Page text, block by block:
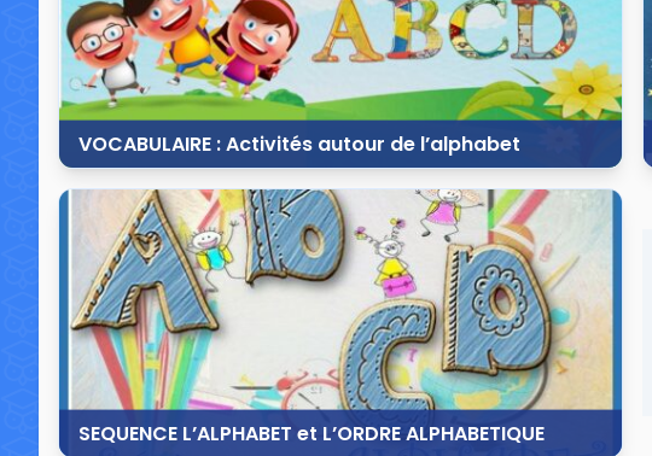
VOCABULAIRE : Activités autour de l’alphabet
17 août 2015
4 commentaires
31 322 vues
SEQUENCE L’ALPHABET et L’ORDRE ALPHABETIQUE